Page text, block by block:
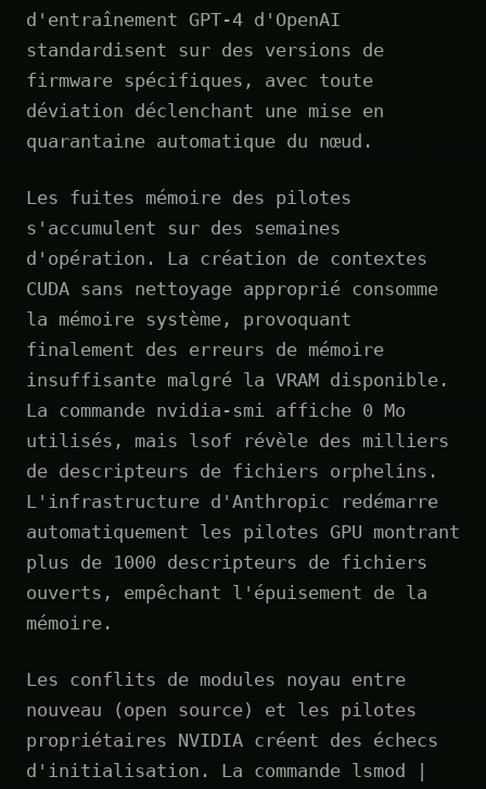
d'entraînement GPT-4 d'OpenAI
standardisent sur des versions de
firmware spécifiques, avec toute
déviation déclenchant une mise en
quarantaine automatique du nœud.
Les fuites mémoire des pilotes
s'accumulent sur des semaines
d'opération. La création de contextes
CUDA sans nettoyage approprié consomme
la mémoire système, provoquant
finalement des erreurs de mémoire
insuffisante malgré la VRAM disponible.
La commande nvidia-smi affiche 0 Mo
utilisés, mais lsof révèle des milliers
de descripteurs de fichiers orphelins.
L'infrastructure d'Anthropic redémarre
automatiquement les pilotes GPU montrant
plus de 1000 descripteurs de fichiers
ouverts, empêchant l'épuisement de la
mémoire.
Les conflits de modules noyau entre
nouveau (open source) et les pilotes
propriétaires NVIDIA créent des échecs
d'initialisation. La commande lsmod |